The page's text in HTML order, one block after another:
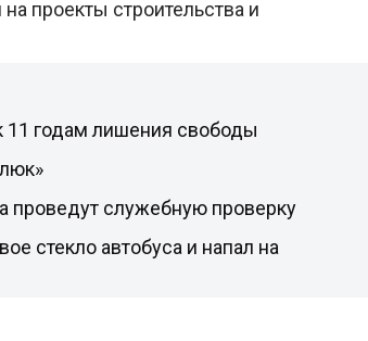
проекты строительства и
11 годам лишения свободы
проведут служебную проверку
стекло автобуса и напал на